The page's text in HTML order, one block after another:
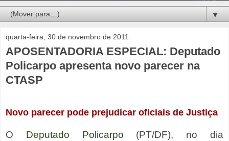
▼
quarta-feira, 30 de novembro de 2011
APOSENTADORIA ESPECIAL: Deputado
Policarpo apresenta novo parecer na
CTASP
Novo parecer pode prejudicar oficiais de Justiça
O Deputado Policarpo (PT/DF), no dia